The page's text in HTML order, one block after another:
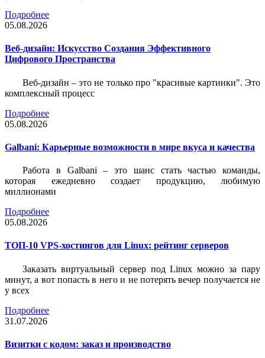
Подробнее
05.08.2026
Веб-дизайн: Искусство Создания Эффективного
Цифрового Пространства
Веб-дизайн – это не только про "красивые картинки". Это
комплексный процесс
Подробнее
05.08.2026
Galbani: Карьерные возможности в мире вкуса и качества
Работа в Galbani – это шанс стать частью команды,
которая ежедневно создает продукцию, любимую
миллионами
Подробнее
05.08.2026
ТОП-10 VPS-хостингов для Linux: рейтинг серверов
Заказать виртуальный сервер под Linux можно за пару
минут, а вот попасть в него и не потерять вечер получается не
у всех
Подробнее
31.07.2026
Визитки c кодом: заказ и производство